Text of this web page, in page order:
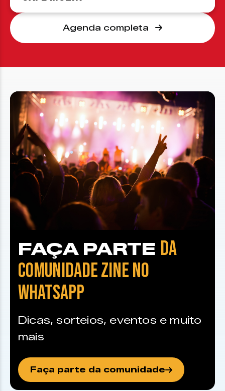
Agenda completa
FAÇA PARTE DA
COMUNIDADE ZINE NO
WHATSAPP
Dicas, sorteios, eventos e muito
mais
Faça parte da comunidade